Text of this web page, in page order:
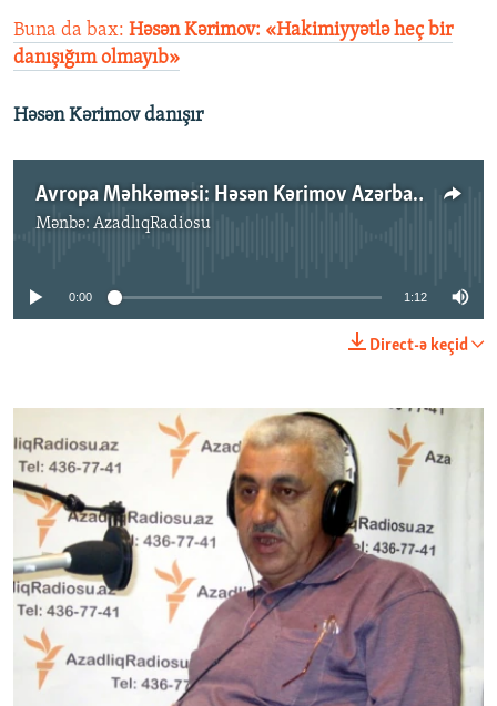
Buna da bax: Həsən Kərimov: «Hakimiyyətlə heç bir
danışığım olmayıb»
Həsən Kərimov danışır
Avropa Məhkəməsi: Həsən Kərimov Azərbaycan hakimiyyətinə qarşı
Mənbə: AzadlıqRadiosu
No media source currently available
0:00 1:12
Direct-ə keçid